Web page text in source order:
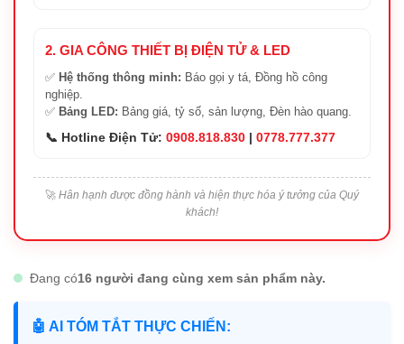
2. GIA CÔNG THIẾT BỊ ĐIỆN TỬ & LED
✅ Hệ thống thông minh: Báo gọi y tá, Đồng hồ công
nghiệp.
✅ Bảng LED: Bảng giá, tỷ số, sản lượng, Đèn hào quang.
📞 Hotline Điện Tử: 0908.818.830 | 0778.777.377
🚀 Hân hạnh được đồng hành và hiện thực hóa ý tưởng của Quý
khách!
Đang có16 người đang cùng xem sản phẩm này.
🤖 AI TÓM TẮT THỰC CHIẾN: